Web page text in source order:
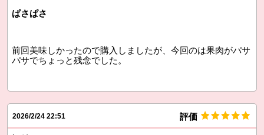
ぱさぱさ
前回美味しかったので購入しましたが、今回のは果肉がパサ
パサでちょっと残念でした。
2026/2/24 22:51 評価